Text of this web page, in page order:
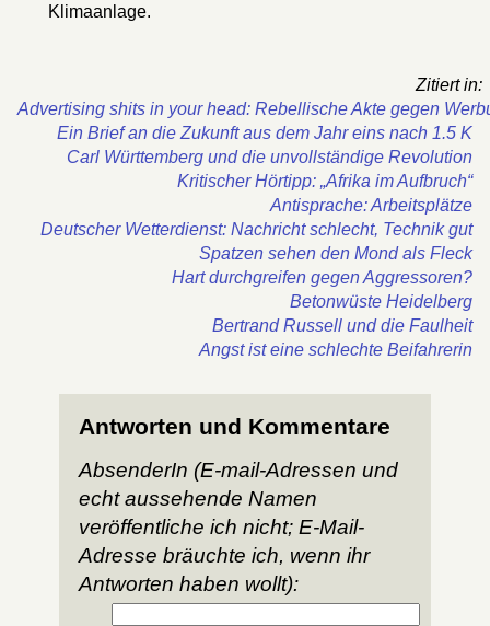
Klimaanlage.
Zitiert in:
Advertising shits in your head: Rebellische Akte gegen
Ein Brief an die Zukunft aus dem Jahr eins nach 1.5 K
Carl Württemberg und die unvollständige Revolution
Kritischer Hörtipp: „Afrika im Aufbruch“
Antisprache: Arbeitsplätze
Deutscher Wetterdienst: Nachricht schlecht, Technik gut
Spatzen sehen den Mond als Fleck
Hart durchgreifen gegen Aggressoren?
Betonwüste Heidelberg
Bertrand Russell und die Faulheit
Angst ist eine schlechte Beifahrerin
Antworten und Kommentare
AbsenderIn (E-mail-Adressen und
echt aussehende Namen
veröffentliche ich nicht; E-Mail-
Adresse bräuchte ich, wenn ihr
Antworten haben wollt):